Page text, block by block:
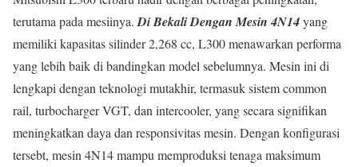
terutama pada mesiinya. Di Bekali Dengan Mesin 4N14yang
memiliki kapasitas silinder 2,268 cc, L300 menawarkan performa
yang lebih baik di bandingkan model sebelumnya. Mesin ini di
lengkapi dengan teknologi mutakhir, termasuk sistem common
rail, turbocharger VGT, dan intercooler, yang secara signifikan
meningkatkan daya dan responsivitas mesin. Dengan konfigurasi
tersebt, mesin 4N14 mampu memproduksi tenaga maksimum